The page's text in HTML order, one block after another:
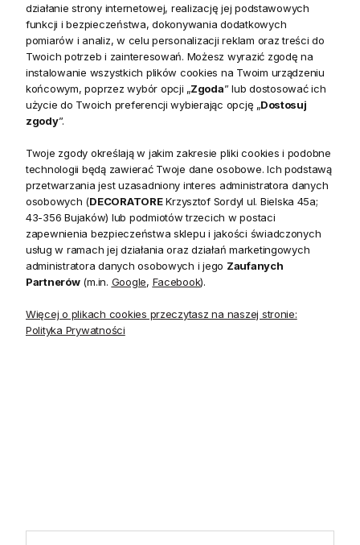
KONTAKT
Realizacja zamówień
+ 48 721 772 234
Doradztwo produktowe
+ 48 531 771 366
Biuro
+ 48 723 600 621
Reklamacje | Zwroty
sklep@decoratore.pl
Showroom
ul. Bielska 45a,
43-356 Bujaków
W okresie wakacyjnym od
20 czerwca do 31 sierpnia
2026 r. showroom będzie
zamknięty w soboty. W dni
robocze showroom
pozostaje otwarty bez
POLECANE KATEGORIE
działanie strony internetowej, realizację jej podstawowych
funkcji i bezpieczeństwa, dokonywania dodatkowych
pomiarów i analiz, w celu personalizacji reklam oraz treści do
Twoich potrzeb i zainteresowań. Możesz wyrazić zgodę na
instalowanie wszystkich plików cookies na Twoim urządzeniu
końcowym, poprzez wybór opcji „Zgoda” lub dostosować ich
użycie do Twoich preferencji wybierając opcję „Dostosuj
zgody”.
Twoje zgody określają w jakim zakresie pliki cookies i podobne
technologii będą zawierać Twoje dane osobowe. Ich podstawą
przetwarzania jest uzasadniony interes administratora danych
osobowych (DECORATOREKrzysztof Sordyl ul. Bielska 45a;
43-356 Bujaków) lub podmiotów trzecich w postaci
zapewnienia bezpieczeństwa sklepu i jakości świadczonych
usług w ramach jej działania oraz działań marketingowych
administratora danych osobowych i jego Zaufanych
Partnerów(m.in. Google, Facebook).
Więcej o plikach cookies przeczytasz na naszej stronie:
Polityka Prywatności